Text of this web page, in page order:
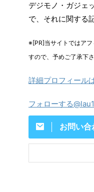
デジモノ・ガジェ
で、それに関する
※[PR]当サイトではアフ
すので、予めご了承下さ
詳細プロフィール
フォローする
お問い合